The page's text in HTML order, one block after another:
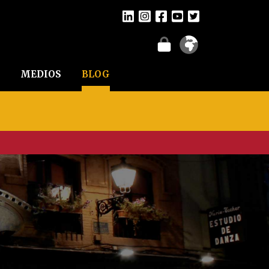
MEDIOS BLOG